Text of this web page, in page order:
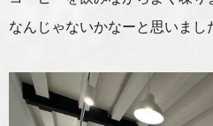
なんじゃないかなーと思いま